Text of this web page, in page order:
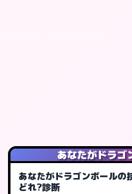
あなたがドラゴ
あなたがドラゴンボールの
どれ?診断